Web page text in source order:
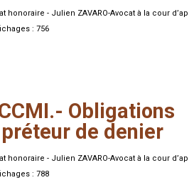
honoraire - Julien ZAVARO-Avocat à la cour
: 756
Obligations
préteur de denier
honoraire - Julien ZAVARO-Avocat à la cour
: 788